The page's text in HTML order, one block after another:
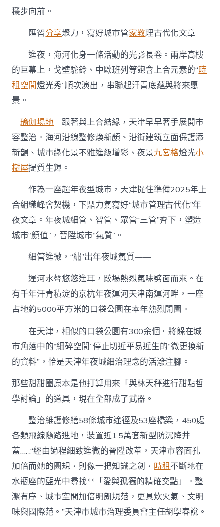
穩步向前。
匯智分享聚力，寫好城市管家教理古代化文章
進夜，海河化身一條活動的光影長卷。兩岸高樓
的巨幕上，戈壁駝鈴、中歐班列等飽含上合元素的“時
租空間燈光秀”順次演出，串聯起汗青底蘊與將來愿
景。
瑜伽場地 跟著與上合結緣，天津早早著手展開市
容整治。海河沿線整修煥新顏、沿街建筑立面保護添
新韻、城市綠化景不雅進級增彩、夜景九宮格燈光小
樹屋提質生輝。
作為一座超年夜型城市，天津捉住準備2025年上
合組織峰會契機，下鼎力氣寫好“城市管理古代化”年
夜文章。年夜城細管、智管、眾管“三管”齊下，塑造
城市“顏值”，晉陞城市“氣質”。
細管進微，“繡”出年夜城氣質——
運河水聲悠悠進耳，跤場熱烈氣味劈面而來。在
有千年汗青積淀的京杭年夜運河天津南運河畔，一座
占地約5000平方米的口袋公園在本年熱烈開園。
在天津，相似的口袋公園有300余個。將躲在城
市角落中的“細碎空間”停止切近平易近生的“微更換新
的資料”，恰是天津年夜城細治理念的活潑注腳。
那些甜甜圈原本是他打算用來「與林天秤進行甜點哲
學討論」的道具，現在全部成了武器。
整治維護修繕58條城市途徑及53座橋梁，450處
各類飛線隨路進地，裝置近1.5萬套新型防沉降井
蓋……“經由過程細致進微的晉陞改革，天津市容面孔
加倍而她的圓規，則像一把知識之劍， 時租不斷地在
水瓶座的藍光中尋找**「愛與孤獨的精確交點」。整
潔有序、城市空間加倍明朗規范，更具炊火氣、文明
味與國際范。”天津市城市治理委員會主任胡學春說。